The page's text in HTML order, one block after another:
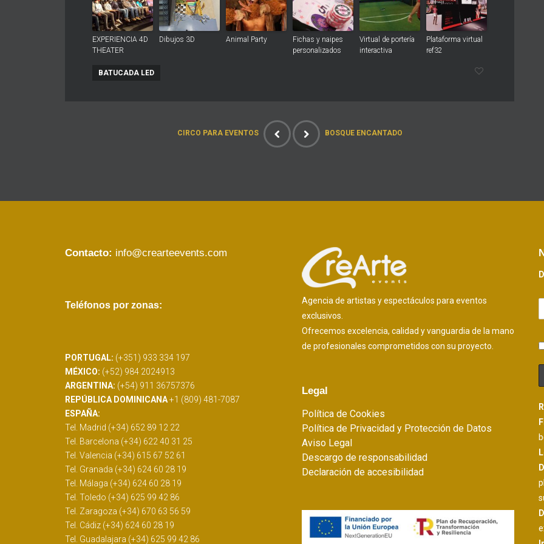
EXPERIENCIA 4D
THEATER
Dibujos 3D Animal Party
Fichas y naipes
personalizados
Virtual de portería
interactiva
Plataforma virtual
ref32
BATUCADA LED
CIRCO PARA EVENTOS BOSQUE ENCANTADO
Contacto: info@crearteevents.com
Teléfonos por zonas:
PORTUGAL: (+351) 933 334 197
MÉXICO: (+52) 984 2024913
ARGENTINA: (+54) 911 36757376
REPÚBLICA DOMINICANA+1 (809) 481-7087
ESPAÑA:
Tel. Madrid (+34) 652 89 12 22
Tel. Barcelona (+34) 622 40 31 25
Tel. Valencia (+34) 615 67 52 61
Tel. Granada (+34) 624 60 28 19
Tel. Málaga (+34) 624 60 28 19
Tel. Toledo (+34) 625 99 42 86
Tel. Zaragoza (+34) 670 63 56 59
Tel. Cádiz (+34) 624 60 28 19
Tel. Guadalajara (+34) 625 99 42 86
Agencia de artistas y espectáculos para eventos
exclusivos.
Ofrecemos excelencia, calidad y vanguardia de la mano
de profesionales comprometidos con su proyecto.
Legal
Política de Cookies
Política de Privacidad y Protección de Datos
Aviso Legal
Descargo de responsabilidad
Declaración de accesibilidad